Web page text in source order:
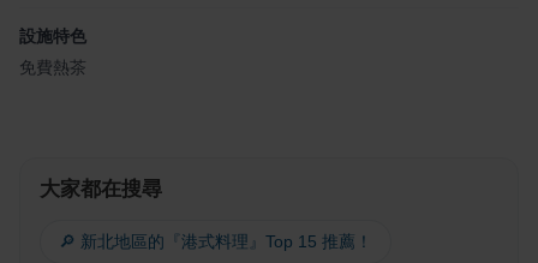
設施特色
免費熱茶
大家都在搜尋
🔎 新北地區的『港式料理』Top 15 推薦！